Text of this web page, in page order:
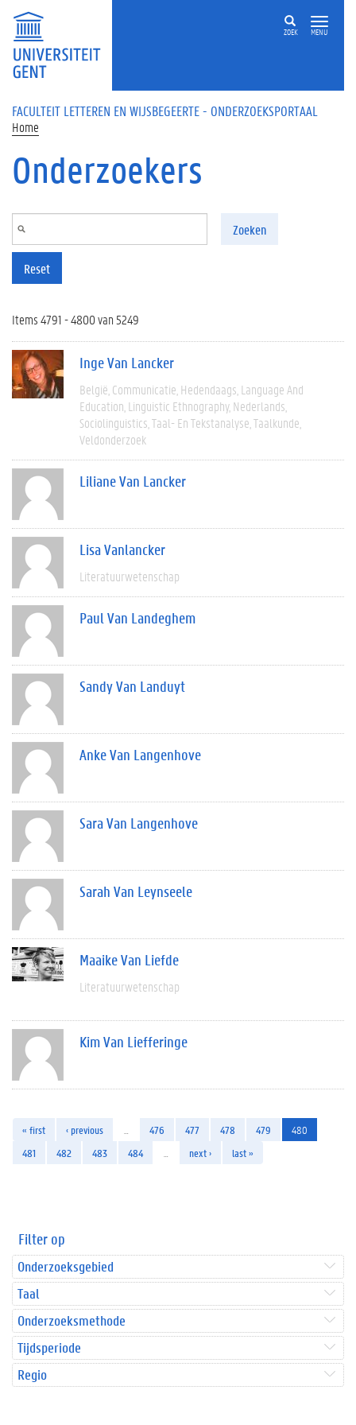
Overslaan en naar de inhoud gaan
ZOEK MENU
FACULTEIT LETTEREN EN WIJSBEGEERTE - ONDERZOEKSPORTAAL
Home
Onderzoekers
Zoeken
Reset
Items 4791 - 4800 van 5249
Inge Van Lancker
België Communicatie Hedendaags Language And
Education Linguistic Ethnography Nederlands
Sociolinguistics Taal- En Tekstanalyse Taalkunde
Veldonderzoek
Liliane Van Lancker
Lisa Vanlancker
Literatuurwetenschap
Paul Van Landeghem
Sandy Van Landuyt
Anke Van Langenhove
Sara Van Langenhove
Sarah Van Leynseele
Maaike Van Liefde
Literatuurwetenschap
Kim Van Liefferinge
« first ‹ previous 476 477 478 479
480
481
482 483 484 next › last »
Filter op
Onderzoeksgebied
Taal
Onderzoeksmethode
Tijdsperiode
Regio